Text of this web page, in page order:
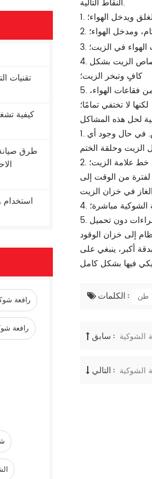
ويدخل الهواء؛
ومدخل الهواء؛
في الزيت؛
4. فلتر الزيت الخاص بالرافعة الشوكية مسدود أو درجة حرارة الزيت منخفضة واللزوجة مرتفعة للغاية، مما يؤدي إلى عدم امتصاص الزيت بشكل
كافٍ وتبخر الزيت؛
5. بعد تغيير الزيت أو تغيير أجزاء النظام الهيدروليكي، يوجد الكثير من الغاز في النظام، بحيث يحتوي زيت العودة على الكثير من فقاعات الهواء،
لكنها لا تختفي تمامًا؛
1. أثناء التشغيل، استخدم غشاءً بلاستيكيًا للتحقق من وجود أي تسرب هواء في أنبوب مدخل الزيت وسطح وصلة مضخة التروس. في حال وجود أي
خط علامة الزيت؛
لفترة من الوقت إلى
الشوكية مباشرة؛
5. إذا كانت هناك كمية كبيرة من الغاز في النظام، فيمكن تكرار الرفع والخفض والإمالة للأمام والميل للخلف وغيرها من الإجراءات دون تحميل
أكبر، ينبغي على
الكلمات :
سابق : الشوكية
التالي : الشوكية
تقنيات
كيفية
طرق
استخدام
رافعة
رافعة